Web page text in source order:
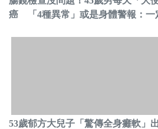
癌 「4種異常」或是身體警報：一
53歲郁方大兒子「驚傳全身癱軟」